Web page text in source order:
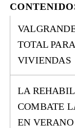
TOTAL
VIVIENDAS
LA
COMBATE
EN VERANO